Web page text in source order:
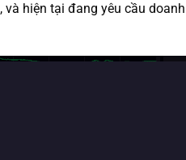
hiện tại đang yêu cầu